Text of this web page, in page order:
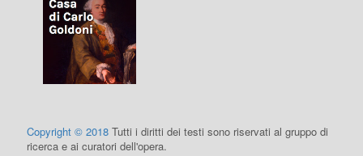
Copyright © 2018 Tutti i diritti dei testi sono riservati al gruppo di
ricerca e ai curatori dell'opera.